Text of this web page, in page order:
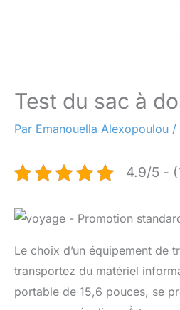
Test du sac à
Par Emanouella Alexopoulou /
4.9/5 -
Le choix d’un équipement de
transportez du matériel
portable de 15,6 pouces, se